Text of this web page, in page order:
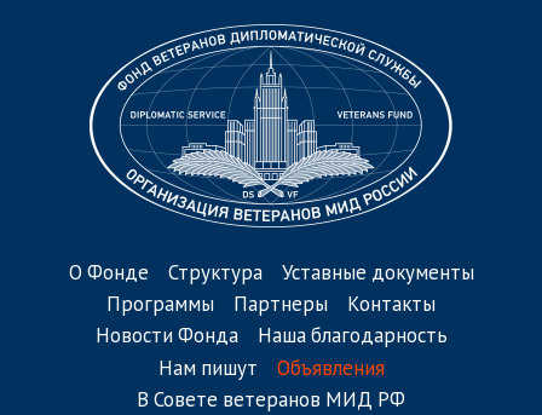
О Фонде Структура
Уставные документы
Программы
Партнеры
Контакты
Новости Фонда
Наша благодарность
Нам пишут
Объявления
В Совете ветеранов МИД РФ